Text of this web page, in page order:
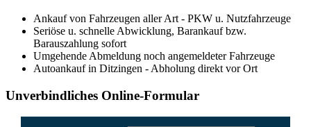
Ankauf von Fahrzeugen aller Art - PKW u. Nutzfahrzeuge
Seriöse u. schnelle Abwicklung, Barankauf bzw.
Barauszahlung sofort
Umgehende Abmeldung noch angemeldeter Fahrzeuge
Autoankauf in Ditzingen - Abholung direkt vor Ort
Unverbindliches Online-Formular